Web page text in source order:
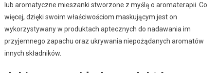
lub aromatyczne mieszanki stworzone z myślą o aromaterapii. Co
więcej, dzięki swoim właściwościom maskującym jest on
wykorzystywany w produktach aptecznych do nadawania im
przyjemnego zapachu oraz ukrywania niepożądanych aromatów
innych składników.